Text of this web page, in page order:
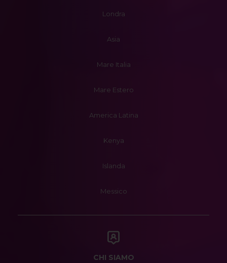
Londra
Asia
Mare Italia
Mare Estero
America Latina
Kenya
Islanda
Messico
CHI SIAMO